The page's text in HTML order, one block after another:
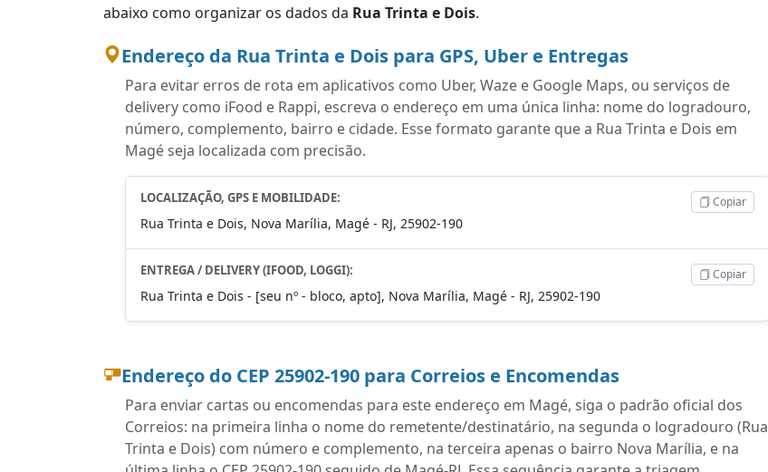
abaixo como organizar os dados da Rua Trinta e Dois.
Endereço da Rua Trinta e Dois para GPS, Uber e Entregas
Para evitar erros de rota em aplicativos como Uber, Waze e Google Maps, ou serviços de
delivery como iFood e Rappi, escreva o endereço em uma única linha: nome do logradouro,
número, complemento, bairro e cidade. Esse formato garante que a Rua Trinta e Dois em
Magé seja localizada com precisão.
LOCALIZAÇÃO, GPS E MOBILIDADE:
Rua Trinta e Dois, Nova Marília, Magé - RJ, 25902-190
Copiar
ENTREGA / DELIVERY (IFOOD, LOGGI):
Rua Trinta e Dois - [seu nº - bloco, apto], Nova Marília, Magé - RJ, 25902-190
Copiar
Endereço do CEP 25902-190 para Correios e Encomendas
Para enviar cartas ou encomendas para este endereço em Magé, siga o padrão oficial dos
Correios: na primeira linha o nome do remetente/destinatário, na segunda o logradouro (Rua
Trinta e Dois) com número e complemento, na terceira apenas o bairro Nova Marília, e na